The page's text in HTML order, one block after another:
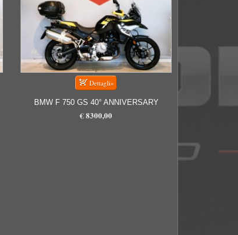
BMW F 750 GS 40° ANNIVERSARY
€ 8300,00